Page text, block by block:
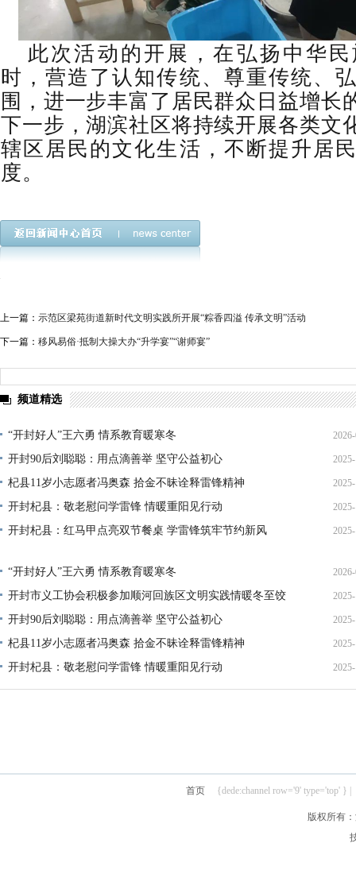
此次活动的开展，在弘扬中华
时，营造了认知传统、尊重传统、
围，进一步丰富了居民群众日益增长
下一步，湖滨社区将持续开展各类文
辖区居民的文化生活，不断提升居
度。
上一篇： 示范区梁苑街道新时代文明实践所开展“粽香四溢 传承文明”活动
下一篇： 移风易俗·抵制大操大办“升学宴”“谢师宴”
频道精选
“开封好人”王六勇 情系教育暖寒冬
开封90后刘聪聪：用点滴善举 坚守公益初心
杞县11岁小志愿者冯奥森 拾金不昧诠释雷锋精神
开封杞县：敬老慰问学雷锋 情暖重阳见行动
开封杞县：红马甲点亮双节餐桌 学雷锋筑牢节约新风
“开封好人”王六勇 情系教育暖寒冬
开封市义工协会积极参加顺河回族区文明实践情暖冬至饺
开封90后刘聪聪：用点滴善举 坚守公益初心
杞县11岁小志愿者冯奥森 拾金不昧诠释雷锋精神
开封杞县：敬老慰问学雷锋 情暖重阳见行动
首页 {dede:channel row='9' type='top' } |
版权所有